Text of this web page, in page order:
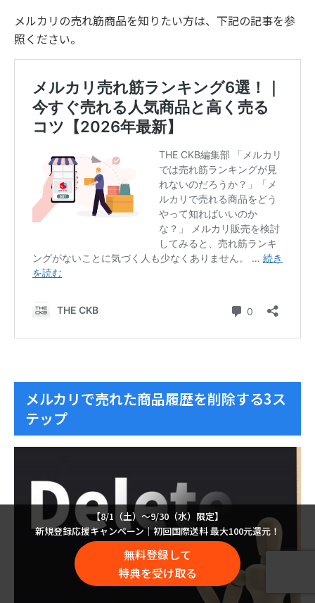
メルカリの売れ筋商品を知りたい方は、下記の記事を参
照ください。
メルカリで売れた商品履歴を削除する3ス
テップ
【8/1（土）〜9/30（水）限定】
新規登録応援キャンペーン｜初回国際送料 最大100元還元！
無料登録して
特典を受け取る